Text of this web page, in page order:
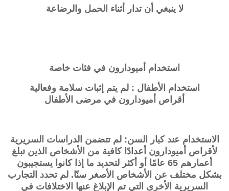
لا ينبغي أن تدار أثناء الحمل والرضاعة
استخدام أميودارون في فئات خاصة
استخدام الأطفال : لم يتم إثبات سلامة وفعالية
أقراص أميودارون في مرضى الأطفال
الاستخدام عند كبار السن: لم تتضمن الدراسات السريرية
لأقراص أميودارون أعدادًا كافية من الأشخاص الذين تبلغ
أعمارهم 65 عامًا أو أكثر لتحديد ما إذا كانوا يستجيبون
بشكل مختلف عن الأشخاص الأصغر سنًا. لم تحدد التجارب
السريرية الأخرى التي تم الإبلاغ عنها الاختلافات في